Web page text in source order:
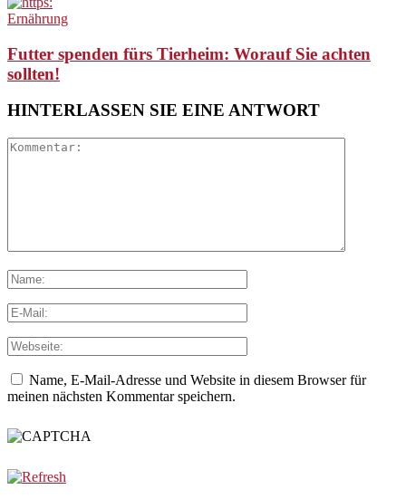
Ernährung
Futter spenden fürs Tierheim: Worauf Sie achten
sollten!
HINTERLASSEN SIE EINE ANTWORT
Name, E-Mail-Adresse und Website in diesem Browser für
meinen nächsten Kommentar speichern.